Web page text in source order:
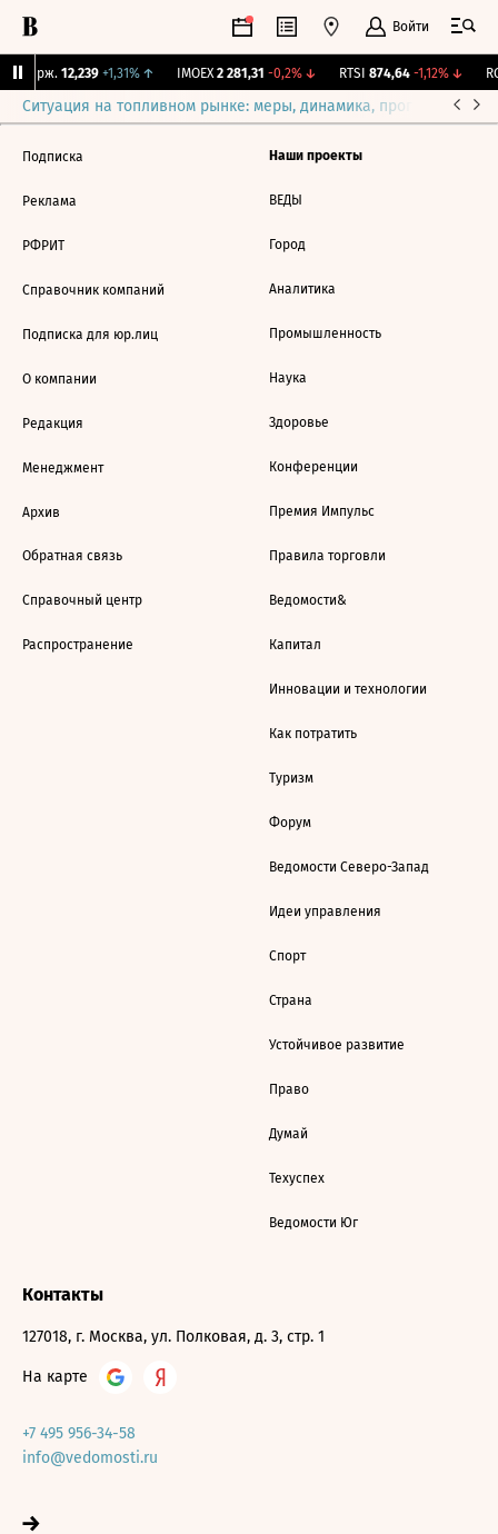
Войти
Бирж. 12,239 +1,31%↑ IMOEX 2 281,31 -0,2%↓ RTSI 874,64 -1,12%↓
Ситуация на топливном рынке: меры, динамика, прогнозы
Подписка
Реклама
РФРИТ
Справочник компаний
Подписка для юр.лиц
О компании
Редакция
Менеджмент
Архив
Обратная связь
Справочный центр
Распространение
Наши проекты
ВЕДЫ
Город
Аналитика
Промышленность
Наука
Здоровье
Конференции
Премия Импульс
Правила торговли
Ведомости&
Капитал
Инновации и технологии
Как потратить
Туризм
Форум
Ведомости Северо-Запад
Идеи управления
Спорт
Страна
Устойчивое развитие
Право
Думай
Техуспех
Ведомости Юг
Контакты
127018, г. Москва, ул. Полковая, д. 3, стр. 1
На карте
+7 495 956-34-58
info@vedomosti.ru